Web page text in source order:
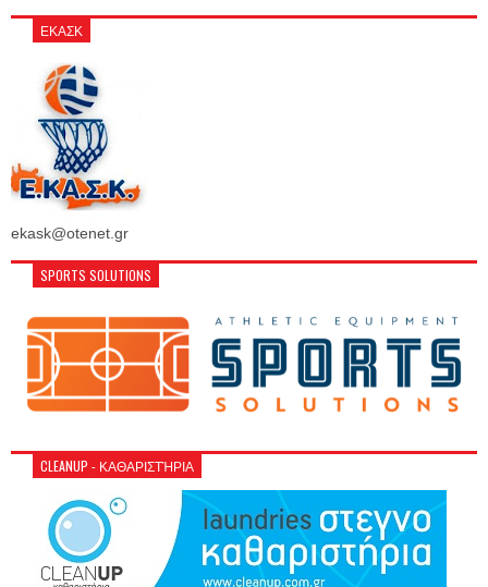
ΕΚΑΣΚ
ekask@otenet.gr
SPORTS SOLUTIONS
CLEANUP - ΚΑΘΑΡΙΣΤΉΡΙΑ